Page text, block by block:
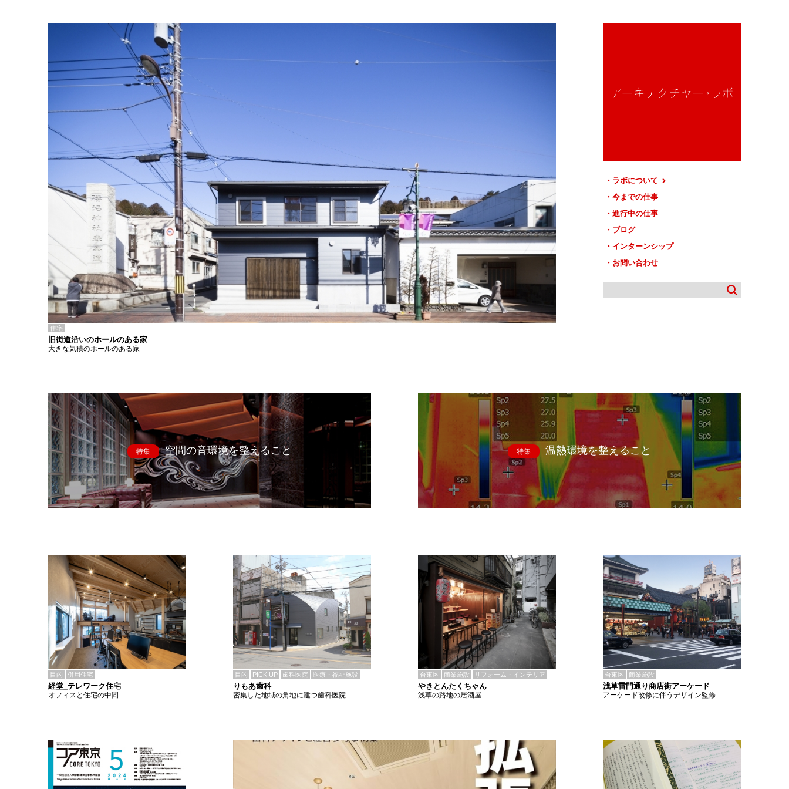
ラボについて
今までの仕事
進行中の仕事
ブログ
インターンシップ
お問い合わせ
住宅
旧街道沿いのホールのある家
大きな気積のホールのある家
特集 空間の音環境を整えること 特集 温熱環境を整えること
目的 併用住宅
経堂_テレワーク住宅
オフィスと住宅の中間
目的 PICK UP 歯科医院 医療・福祉施設
りもあ歯科
密集した地域の角地に建つ歯科医院
台東区 商業施設 リフォーム・インテリア
やきとんたくちゃん
浅草の路地の居酒屋
台東区 商業施設
浅草雷門通り商店街アーケード
アーケード改修に伴うデザイン監修